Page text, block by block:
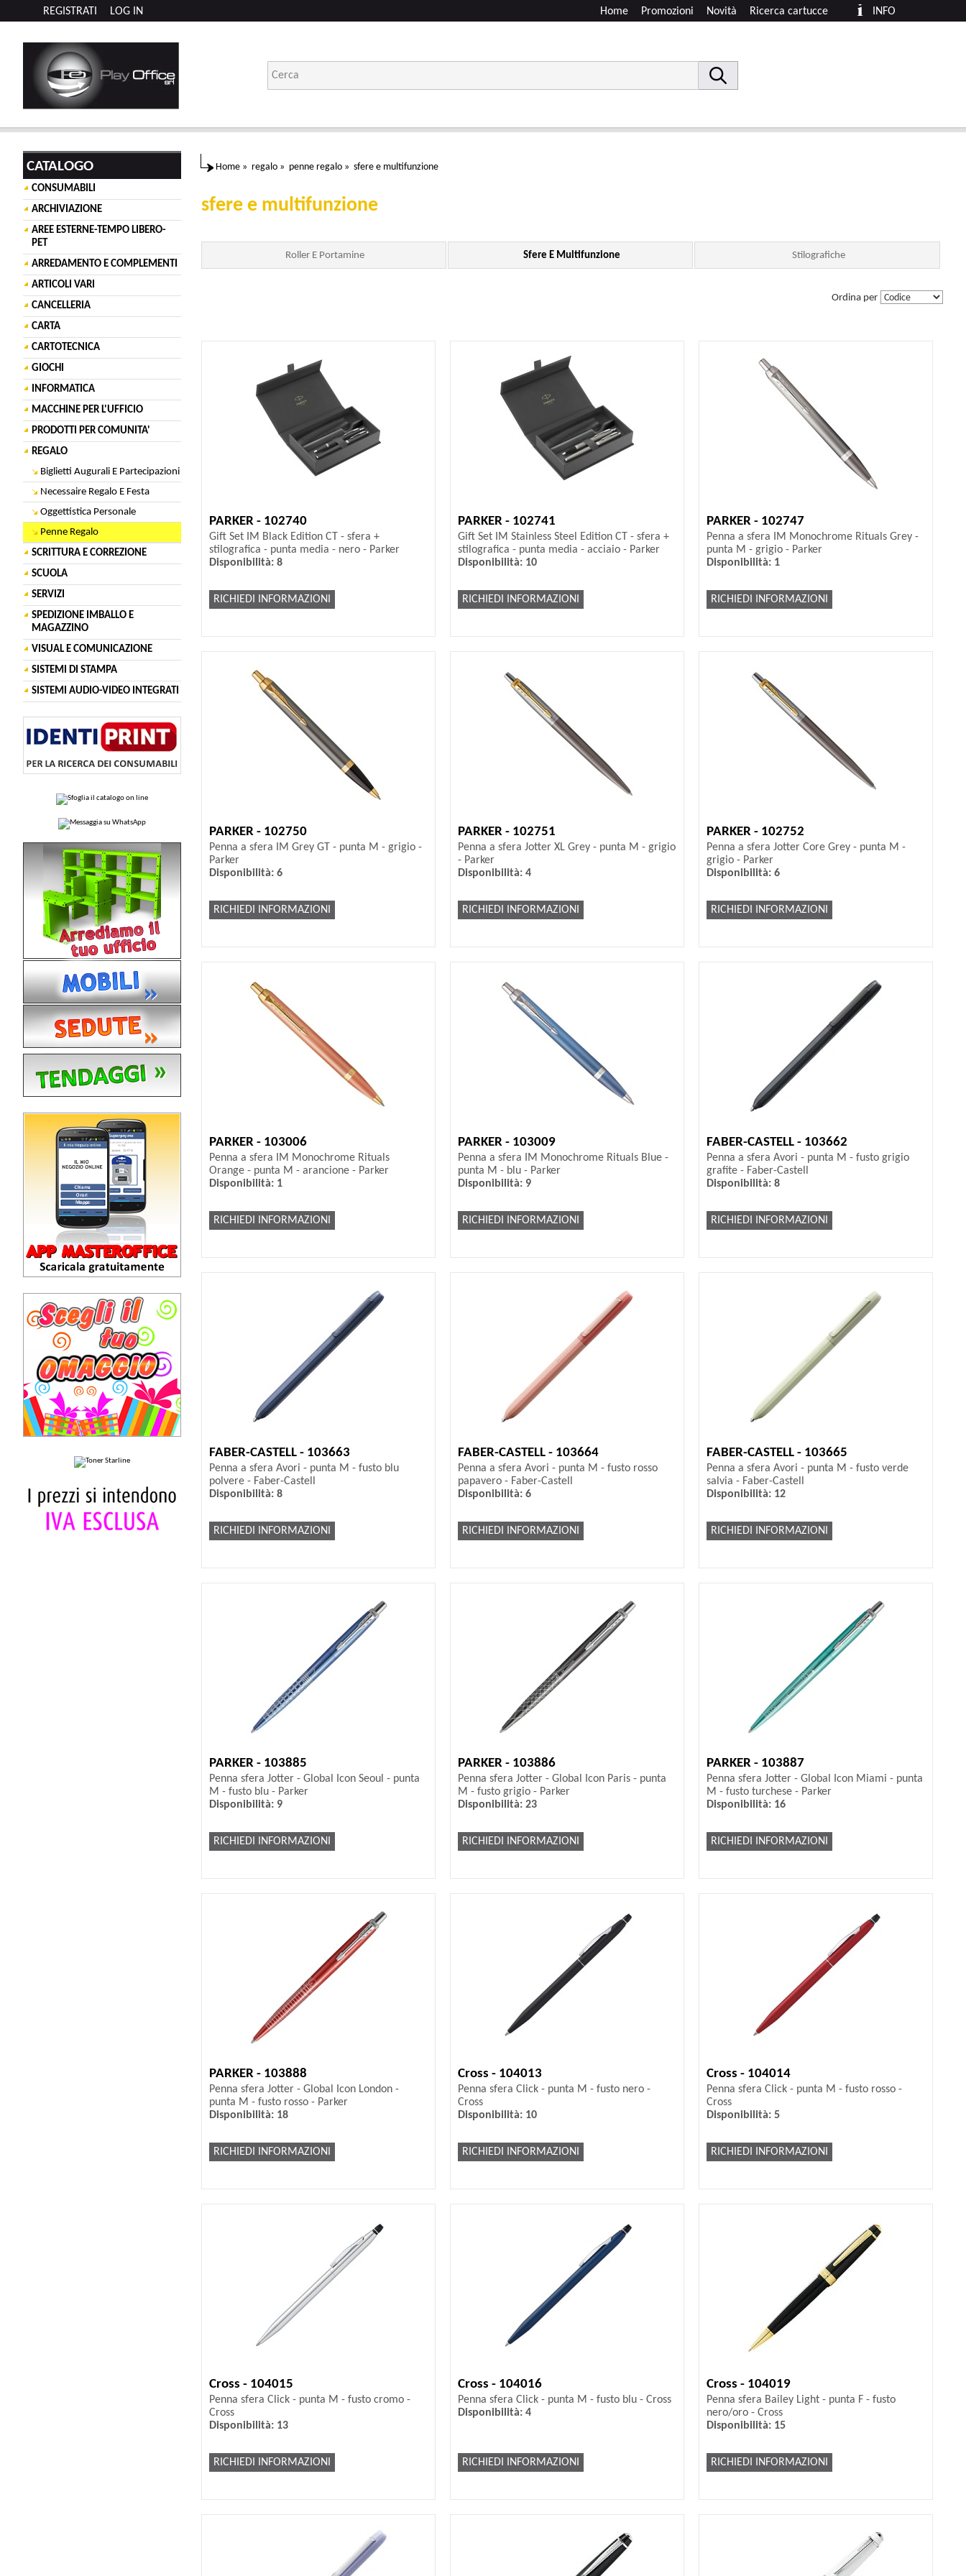
LOG IN
REGISTRATI INFO
Ricerca cartucce
Novità
Promozioni
Home
CATALOGO
CONSUMABILI
ARCHIVIAZIONE
AREE ESTERNE-TEMPO LIBERO-
PET
ARREDAMENTO E COMPLEMENTI
ARTICOLI VARI
CANCELLERIA
CARTA
CARTOTECNICA
GIOCHI
INFORMATICA
MACCHINE PER L'UFFICIO
PRODOTTI PER COMUNITA'
REGALO
Biglietti Augurali E Partecipazioni
Necessaire Regalo E Festa
Oggettistica Personale
Penne Regalo
SCRITTURA E CORREZIONE
SCUOLA
SERVIZI
SPEDIZIONE IMBALLO E
MAGAZZINO
VISUAL E COMUNICAZIONE
SISTEMI DI STAMPA
SISTEMI AUDIO-VIDEO INTEGRATI
Home » regalo » penne regalo » sfere e multifunzione
sfere e multifunzione
Roller E Portamine Sfere E Multifunzione Stilografiche
Ordina per
PARKER - 102740
Gift Set IM Black Edition CT - sfera +
stilografica - punta media - nero - Parker
Disponibilità: 8
RICHIEDI INFORMAZIONI
PARKER - 102741
Gift Set IM Stainless Steel Edition CT - sfera +
stilografica - punta media - acciaio - Parker
Disponibilità: 10
RICHIEDI INFORMAZIONI
PARKER - 102747
Penna a sfera IM Monochrome Rituals Grey -
punta M - grigio - Parker
Disponibilità: 1
RICHIEDI INFORMAZIONI
PARKER - 102750
Penna a sfera IM Grey GT - punta M - grigio -
Parker
Disponibilità: 6
RICHIEDI INFORMAZIONI
PARKER - 102751
Penna a sfera Jotter XL Grey - punta M - grigio
- Parker
Disponibilità: 4
RICHIEDI INFORMAZIONI
PARKER - 102752
Penna a sfera Jotter Core Grey - punta M -
grigio - Parker
Disponibilità: 6
RICHIEDI INFORMAZIONI
PARKER - 103006
Penna a sfera IM Monochrome Rituals
Orange - punta M - arancione - Parker
Disponibilità: 1
RICHIEDI INFORMAZIONI
PARKER - 103009
Penna a sfera IM Monochrome Rituals Blue -
punta M - blu - Parker
Disponibilità: 9
RICHIEDI INFORMAZIONI
FABER-CASTELL - 103662
Penna a sfera Avori - punta M - fusto grigio
grafite - Faber-Castell
Disponibilità: 8
RICHIEDI INFORMAZIONI
FABER-CASTELL - 103663
Penna a sfera Avori - punta M - fusto blu
polvere - Faber-Castell
Disponibilità: 8
RICHIEDI INFORMAZIONI
FABER-CASTELL - 103664
Penna a sfera Avori - punta M - fusto rosso
papavero - Faber-Castell
Disponibilità: 6
RICHIEDI INFORMAZIONI
FABER-CASTELL - 103665
Penna a sfera Avori - punta M - fusto verde
salvia - Faber-Castell
Disponibilità: 12
RICHIEDI INFORMAZIONI
PARKER - 103885
Penna sfera Jotter - Global Icon Seoul - punta
M - fusto blu - Parker
Disponibilità: 9
RICHIEDI INFORMAZIONI
PARKER - 103886
Penna sfera Jotter - Global Icon Paris - punta
M - fusto grigio - Parker
Disponibilità: 23
RICHIEDI INFORMAZIONI
PARKER - 103887
Penna sfera Jotter - Global Icon Miami - punta
M - fusto turchese - Parker
Disponibilità: 16
RICHIEDI INFORMAZIONI
PARKER - 103888
Penna sfera Jotter - Global Icon London -
punta M - fusto rosso - Parker
Disponibilità: 18
RICHIEDI INFORMAZIONI
Cross - 104013
Penna sfera Click - punta M - fusto nero -
Cross
Disponibilità: 10
RICHIEDI INFORMAZIONI
Cross - 104014
Penna sfera Click - punta M - fusto rosso -
Cross
Disponibilità: 5
RICHIEDI INFORMAZIONI
Cross - 104015
Penna sfera Click - punta M - fusto cromo -
Cross
Disponibilità: 13
RICHIEDI INFORMAZIONI
Cross - 104016
Penna sfera Click - punta M - fusto blu - Cross
Disponibilità: 4
RICHIEDI INFORMAZIONI
Cross - 104019
Penna sfera Bailey Light - punta F - fusto
nero/oro - Cross
Disponibilità: 15
RICHIEDI INFORMAZIONI